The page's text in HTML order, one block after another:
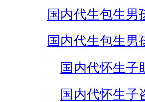
国内代生包生男
国内代生包生男
国内代怀生子
国内代怀生子